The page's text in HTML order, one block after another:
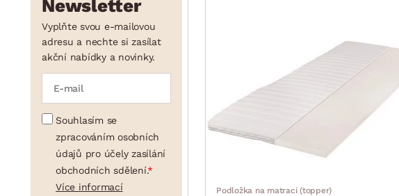
Newsletter
Vyplňte svou e-mailovou
adresu a nechte si zasílat
akční nabídky a novinky.
Souhlasím se
zpracováním osobních
údajů pro účely zasílání
obchodních sdělení.
Více informací
Podložka na matraci (topper)